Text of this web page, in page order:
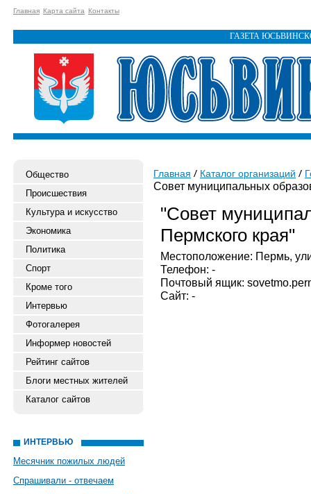
Главная Карта сайта Контакты
ГАЗЕТА
Общество
Происшествия
Культура и искусство
Экономика
Политика
Спорт
Кроме того
Интервью
Фотогалерея
Информер новостей
Рейтинг сайтов
Блоги местных жителей
Каталог сайтов
ИНТЕРВЬЮ
Месячник пожилых людей
Спрашивали - отвечаем
Главная Каталог организаций
Совет муниципальных
"Совет
Пермского края"
Местоположение: Пермь,
Телефон: -
Почтовый ящик:
Сайт: -